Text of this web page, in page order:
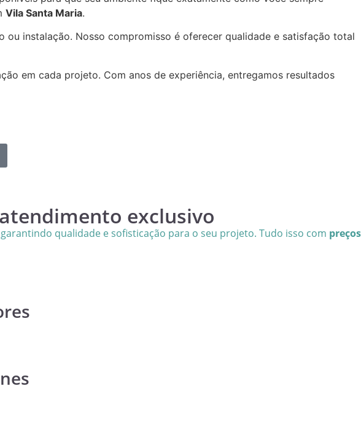
Vila Santa Maria.
instalação. Nosso compromisso é oferecer qualidade e satisfação total
em cada projeto. Com anos de experiência, entregamos resultados
exclusivo
qualidade e sofisticação para o seu projeto. Tudo isso com preços